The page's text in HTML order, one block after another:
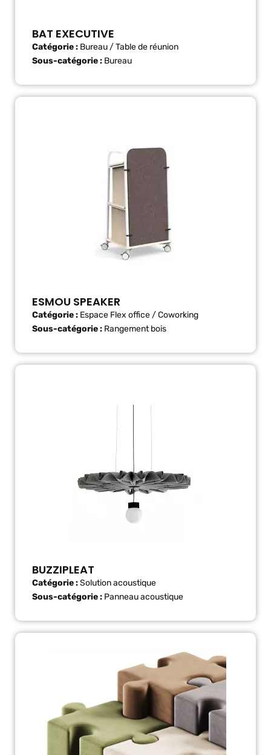
BAT EXECUTIVE
Catégorie : Bureau / Table de réunion
Sous-catégorie : Bureau
ESMOU SPEAKER
Catégorie : Espace Flex office / Coworking
Sous-catégorie : Rangement bois
BUZZIPLEAT
Catégorie :Solution acoustique
Sous-catégorie : Panneau acoustique